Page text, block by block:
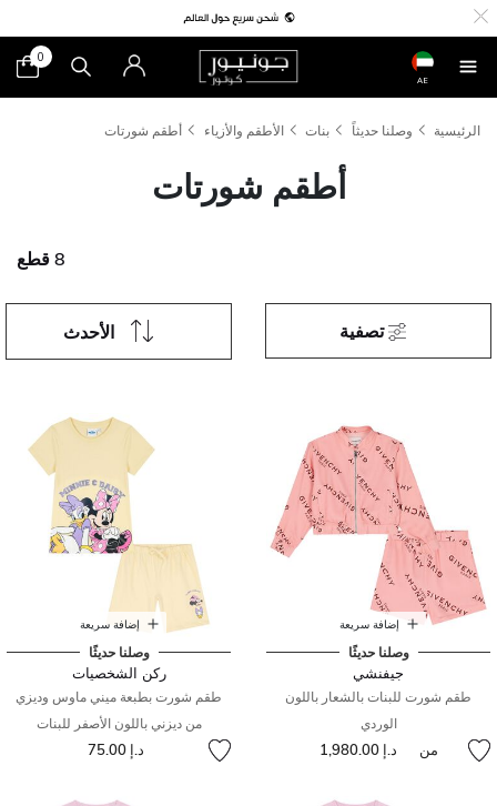
AE
0
الرئيسية وصلنا حديثاً بنات الأطقم والأزياء أطقم شورتات
أطقم شورتات
8 قطع
الأحدث تصفية
إضافة سريعة
وصلنا حديثًا
جيفنشي
طقم شورت للبنات بالشعار باللون
الوردي
من د.إ 1,980.00
إضافة سريعة
وصلنا حديثًا
ركن الشخصيات
طقم شورت بطبعة ميني ماوس وديزي
من ديزني باللون الأصفر للبنات
د.إ 75.00